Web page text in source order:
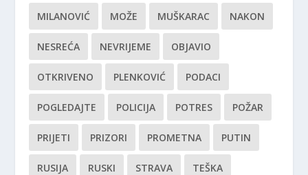
MILANOVIĆ MOŽE MUŠKARAC NAKON
NESREĆA NEVRIJEME OBJAVIO
OTKRIVENO PLENKOVIĆ PODACI
POGLEDAJTE POLICIJA POTRES POŽAR
PRIJETI PRIZORI PROMETNA PUTIN
RUSIJA RUSKI STRAVA TEŠKA